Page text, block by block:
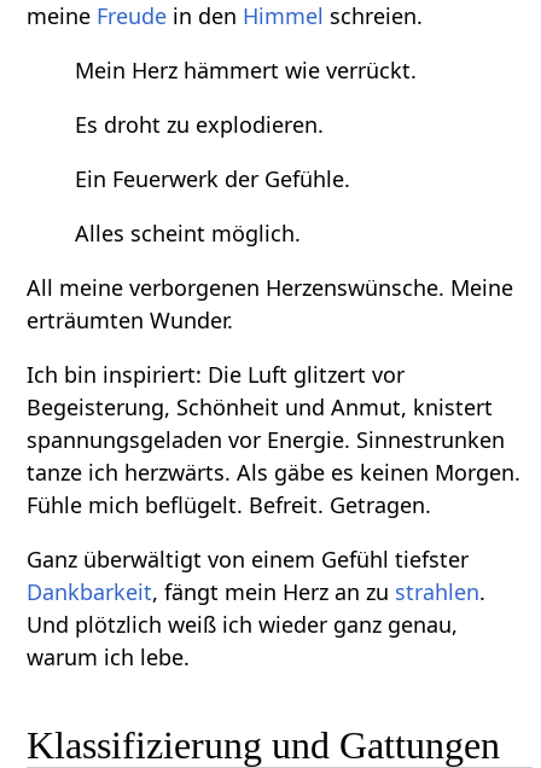
meine Freude in den Himmel schreien.
Mein Herz hämmert wie verrückt.
Es droht zu explodieren.
Ein Feuerwerk der Gefühle.
Alles scheint möglich.
All meine verborgenen Herzenswünsche. Meine
erträumten Wunder.
Ich bin inspiriert: Die Luft glitzert vor
Begeisterung, Schönheit und Anmut, knistert
spannungsgeladen vor Energie. Sinnestrunken
tanze ich herzwärts. Als gäbe es keinen Morgen.
Fühle mich beflügelt. Befreit. Getragen.
Ganz überwältigt von einem Gefühl tiefster
Dankbarkeit, fängt mein Herz an zu strahlen.
Und plötzlich weiß ich wieder ganz genau,
warum ich lebe.
Klassifizierung und Gattungen